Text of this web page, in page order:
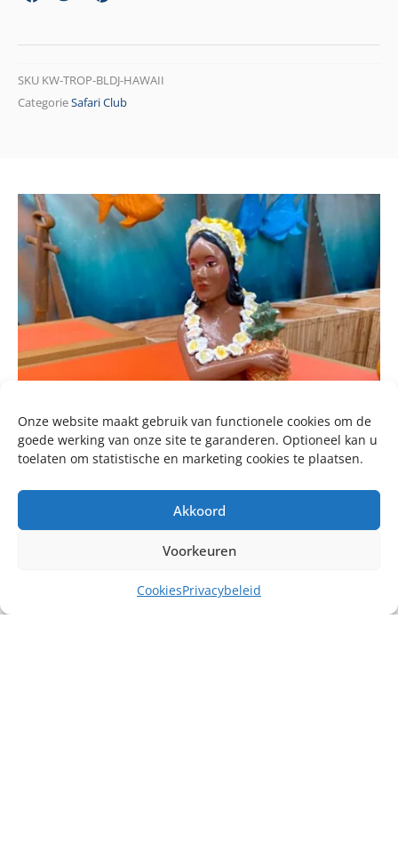
Onze website maakt gebruik van functionele cookies om de
goede werking van onze site te garanderen. Optioneel kan u
toelaten om statistische en marketing cookies te plaatsen.
Akkoord
Voorkeuren
CookiesPrivacybeleid
SKU KW-TROP-BLDJ-HAWAII
CategorieSafari Club